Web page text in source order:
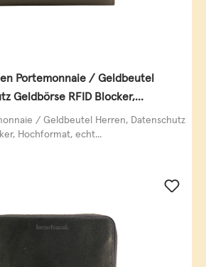
Portemonnaie / Geldbeutel
Geldbörse RFID Blocker,
taupe
/ Geldbeutel Herren, Datenschutz
Hochformat, echt...